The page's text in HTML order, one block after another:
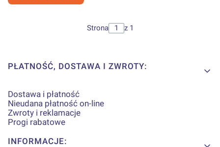
Strona z 1
Linki w stopce
PŁATNOŚĆ, DOSTAWA I ZWROTY:
Dostawa i płatność
Nieudana płatność on-line
Zwroty i reklamacje
Progi rabatowe
INFORMACJE: